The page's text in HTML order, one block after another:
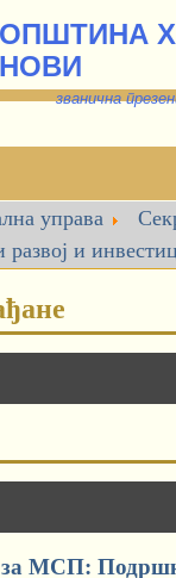
ОПШТИНА
НОВИ
званична
управа
и
за МСП: